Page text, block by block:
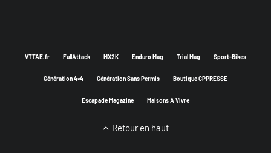
VTTAE.fr FullAttack MX2K Enduro Mag Trial Mag Sport-Bikes
Génération 4×4 Génération Sans Permis Boutique CPPRESSE
Escapade Magazine Maisons A Vivre
Retour en haut